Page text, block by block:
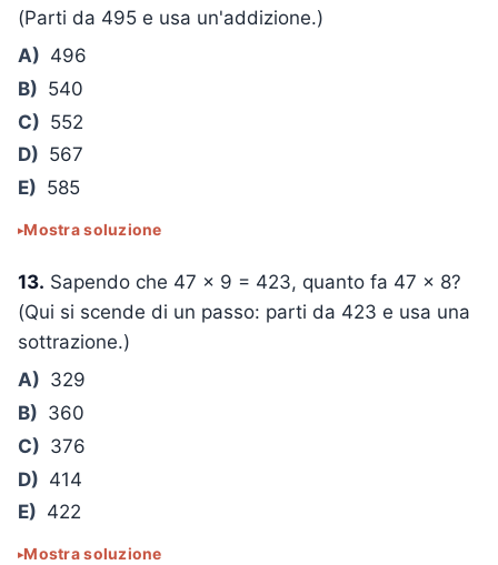
(Parti da 495 e usa un'addizione.)
A) 496
B) 540
C) 552
D) 567
E) 585
Mostra soluzione
13. Sapendo che 47 × 9 = 423, quanto fa 47 × 8?
(Qui si scende di un passo: parti da 423 e usa una
sottrazione.)
A) 329
B) 360
C) 376
D) 414
E) 422
Mostra soluzione